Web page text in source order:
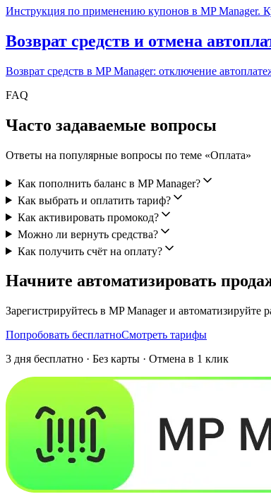
Инструкция по применению купонов в MP Manager.
Возврат средств и отмена
Возврат средств в MP Manager: отключение
FAQ
Часто задаваемые вопросы
Ответы на популярные вопросы по теме «Оплата»
Как пополнить баланс в MP Manager?
Как выбрать и оплатить тариф?
Как активировать промокод?
Можно ли вернуть средства?
Как получить счёт на оплату?
Начните автоматизировать
Зарегистрируйтесь в MP Manager и
Попробовать бесплатноСмотреть тарифы
3 дня бесплатно · Без карты · Отмена в 1 клик